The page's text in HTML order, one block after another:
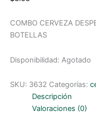
COMBO CERVEZA
BOTELLAS
Disponibilidad: Agotado
SKU: 3632 Categorías:
Descripción
Valoraciones (0)